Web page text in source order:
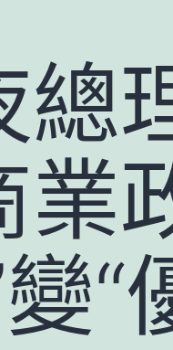
總
“